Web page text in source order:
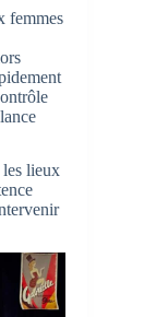
femmes
les lieux